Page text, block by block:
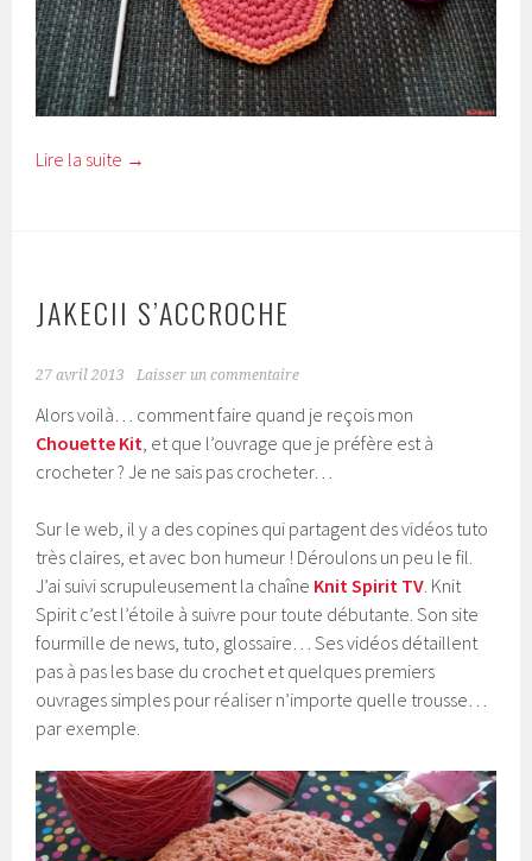
Lire la suite →
JAKECII S’ACCROCHE
27 avril 2013 Laisser un commentaire
Alors voilà… comment faire quand je reçois mon
Chouette Kit, et que l’ouvrage que je préfère est à
crocheter ? Je ne sais pas crocheter…
Sur le web, il y a des copines qui partagent des vidéos tuto
très claires, et avec bon humeur ! Déroulons un peu le fil.
J’ai suivi scrupuleusement la chaîne Knit Spirit TV. Knit
Spirit c’est l’étoile à suivre pour toute débutante. Son site
fourmille de news, tuto, glossaire… Ses vidéos détaillent
pas à pas les base du crochet et quelques premiers
ouvrages simples pour réaliser n’importe quelle trousse…
par exemple.